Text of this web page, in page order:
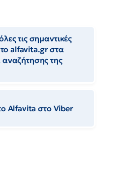
τις σημαντικές
το alfavita.gr στα
της
Αlfavita στο Viber